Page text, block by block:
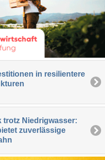
in resilientere
trotz Niedrigwasser:
zuverlässige